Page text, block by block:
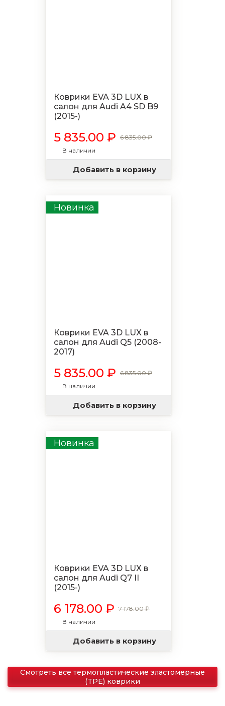
Коврики EVA 3D LUX в
салон для Audi A4 SD B9
(2015-)
5 835.00 ₽ 6 835.00 ₽
В наличии
Добавить в корзину
Новинка
Коврики EVA 3D LUX в
салон для Audi Q5 (2008-
2017)
5 835.00 ₽ 6 835.00 ₽
В наличии
Добавить в корзину
Новинка
Коврики EVA 3D LUX в
салон для Audi Q7 II
(2015-)
6 178.00 ₽ 7 178.00 ₽
В наличии
Добавить в корзину
Смотреть все термопластические эластомерные
(TPE) коврики